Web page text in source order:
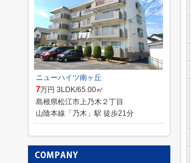
ニューハイツ南ヶ丘
7万円 3LDK/65.00㎡
島根県松江市上乃木２丁目
山陰本線「乃木」駅 徒歩21分